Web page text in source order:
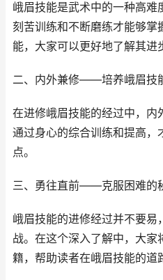
峨眉技能是武术中的一种高难
刻苦训练和不断磨练才能够掌
能，大家可以更好地了解其进
二、内外兼修——培养峨眉技
在进修峨眉技能的经过中，内
通过身心的综合训练和提高，
点。
三、勇往直前——克服困难的
峨眉技能的进修经过并不要
战。在这个深入了解中，大家
籍，帮助读者在峨眉技能的道